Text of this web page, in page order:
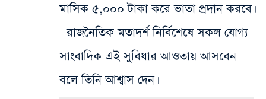
মাসিক ৫,০০০ টাকা করে ভাতা প্রদান করবে।
রাজনৈতিক মতাদর্শ নির্বিশেষে সকল যোগ্য
সাংবাদিক এই সুবিধার আওতায় আসবেন
বলে তিনি আশ্বাস দেন।